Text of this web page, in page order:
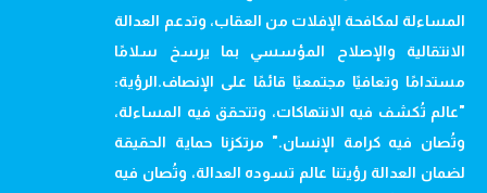
المساءلة لمكافحة الإفلات من العقاب، وتدعم العدالة
الانتقالية والإصلاح المؤسسي بما يرسخ سلامًا
مستدامًا وتعافيًا مجتمعيًا قائمًا على الإنصاف.الرؤية:
"عالم تُكشف فيه الانتهاكات، وتتحقق فيه المساءلة،
وتُصان فيه كرامة الإنسان." مرتكزنا حماية الحقيقة
لضمان العدالة رؤيتنا عالم تسوده العدالة، وتُصان فيه